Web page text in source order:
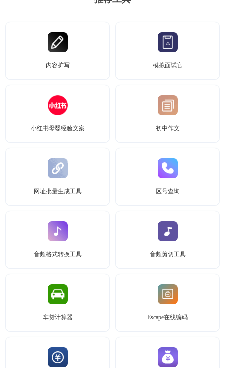
内容扩写 模拟面试官
小红书母婴经验文案 初中作文
网址批量生成工具 区号查询
音频格式转换工具 音频剪切工具
车贷计算器 Escape在线编码